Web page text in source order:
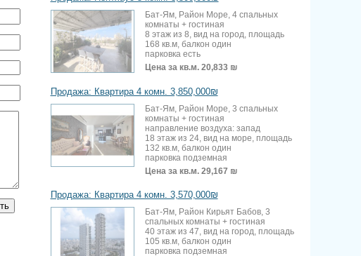
Бат-Ям, Район Море, 4 спальных
комнаты + гостиная
8 этаж из 8, вид на город, площадь
168 кв.м, балкон один
парковка есть
Цена за кв.м. 20,833 ₪
Продажа: Квартира 4 комн. 3,850,000₪
Бат-Ям, Район Море, 3 спальных
комнаты + гостиная
направление воздуха: запад
18 этаж из 24, вид на море, площадь
132 кв.м, балкон один
парковка подземная
Цена за кв.м. 29,167 ₪
Продажа: Квартира 4 комн. 3,570,000₪
Бат-Ям, Район Кирьят Бабов, 3
спальных комнаты + гостиная
40 этаж из 47, вид на город, площадь
105 кв.м, балкон один
парковка подземная